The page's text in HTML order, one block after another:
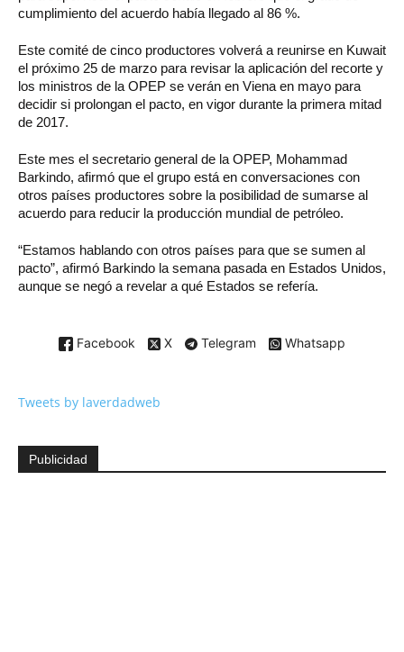
cumplimiento del acuerdo había llegado al 86 %.
Este comité de cinco productores volverá a reunirse en Kuwait
el próximo 25 de marzo para revisar la aplicación del recorte y
los ministros de la OPEP se verán en Viena en mayo para
decidir si prolongan el pacto, en vigor durante la primera mitad
de 2017.
Este mes el secretario general de la OPEP, Mohammad
Barkindo, afirmó que el grupo está en conversaciones con
otros países productores sobre la posibilidad de sumarse al
acuerdo para reducir la producción mundial de petróleo.
“Estamos hablando con otros países para que se sumen al
pacto”, afirmó Barkindo la semana pasada en Estados Unidos,
aunque se negó a revelar a qué Estados se refería.
Facebook X Telegram Whatsapp
Tweets by laverdadweb
Publicidad